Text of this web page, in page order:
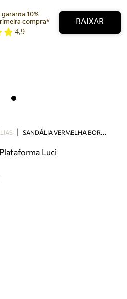
devoluções e mais.
e solicite devoluções.
garanta 10%
compra*
4,9
BAIXAR
S
ANDÁLIA VERMELHA BORDADA PLATAFORMA LUCI
Luci